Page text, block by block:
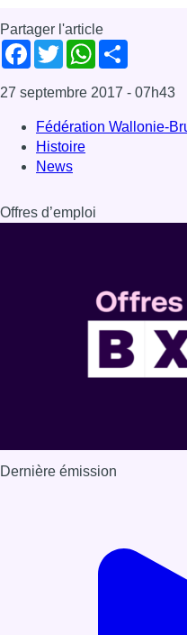
Partager l'article
Facebook
TwitterWhatsApp
27 septembre 2017 - 07h43
Fédération Wallonie-
Histoire
News
Offres d’emploi
Dernière émission